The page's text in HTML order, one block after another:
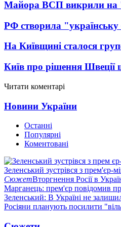
Майора ВСП викрили на
РФ створила
На Київщині сталося
Київ про рішення Швеції
Читати коментарі
Новини України
Останні
Популярні
Коментовані
Зеленський зустрівся з прем'єр-
СюжетВторгнення Росії в
Марганець: прем'єр повідомив
Зеленський: В Україні не
Росіяни планують посилити